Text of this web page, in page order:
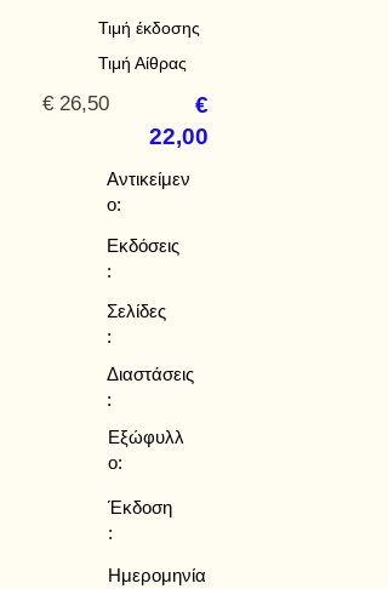
Τιμή έκδοσης
Τιμή Αίθρας
€ 26,50
€
22,00
Αντικείμεν
ο:
Εκδόσεις
:
Σελίδες
:
Διαστάσεις
:
Εξώφυλλ
ο:
Έκδοση
:
Ημερομηνία